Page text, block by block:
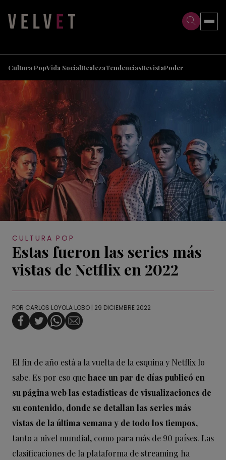
Cultura PopVida SocialRealezaTendenciasRevistaPoder
CULTURA POP
Estas fueron las series más
vistas de Netflix en 2022
POR CARLOS LOYOLA LOBO | 29 DICIEMBRE 2022
El fin de año está a la vuelta de la esquina y Netflix lo
sabe. Es por eso quehace un par de días publicó en
su página web las estadísticas de visualizaciones de
su contenido, donde se detallan las series más
vistas de la última semana y de todo los tiempos,
tanto a nivel mundial, como para más de 90 países. Las
clasificaciones de la plataforma de streaming ha